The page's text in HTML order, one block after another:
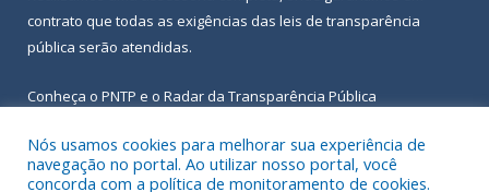
contrato que todas as exigências das leis de transparência
pública serão atendidas.
Conheça o PNTP e o Radar da Transparência Pública
Nós usamos cookies para melhorar sua experiência de
navegação no portal. Ao utilizar nosso portal, você
concorda com a política de monitoramento de cookies.